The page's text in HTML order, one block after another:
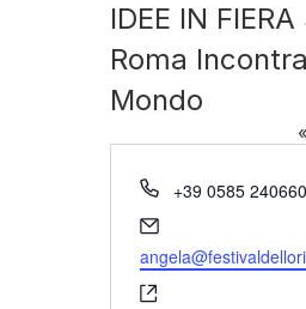
EVENTI E PORTFOLIO
IDEE IN
Roma
Mondo
Telefono
+39 0585 240660